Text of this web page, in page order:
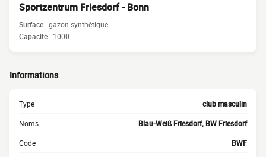
Sportzentrum Friesdorf - Bonn
Surface :gazon synthétique
Capacité : 1000
Informations
Type club masculin
Noms Blau-Weiß Friesdorf, BW Friesdorf
Code BWF